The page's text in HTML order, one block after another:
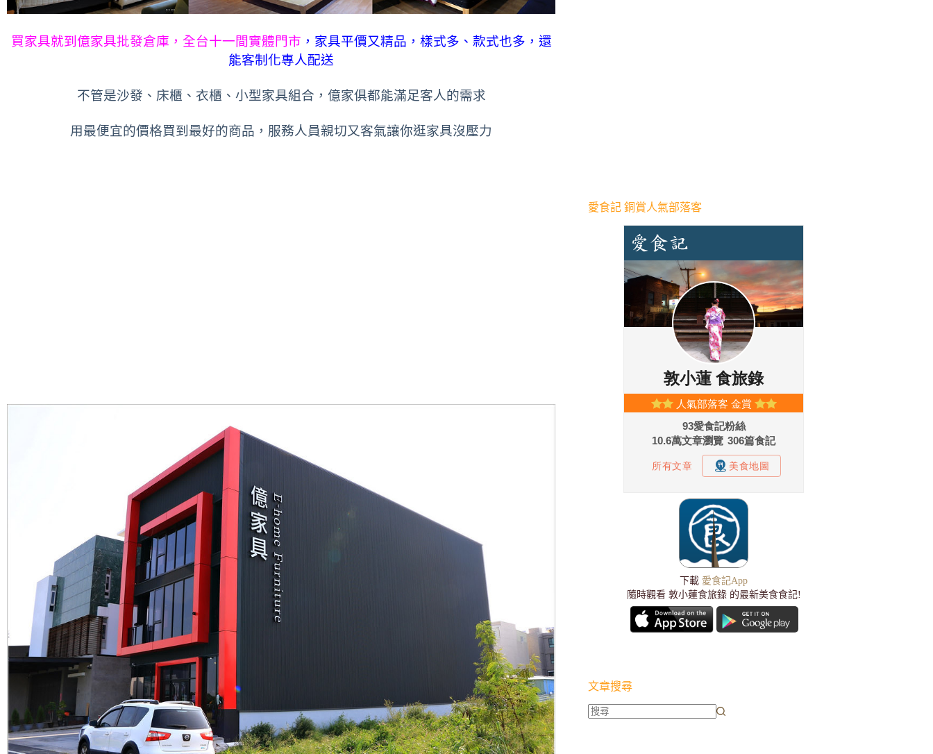
買家具就到億家具批發倉庫，全台十一間實體門市 ，家具平價又精品，樣式多、款式也多，還
能客制化專人配送
不管是沙發、床櫃、衣櫃、小型家具組合，億家俱都能滿足客人的需求
用最便宜的價格買到最好的商品，服務人員親切又客氣讓你逛家具沒壓力
愛食記 銅賞人氣部落客
下載 愛食記App
隨時觀看 敦小蓮食旅錄 的最新美食食記!
文章搜尋